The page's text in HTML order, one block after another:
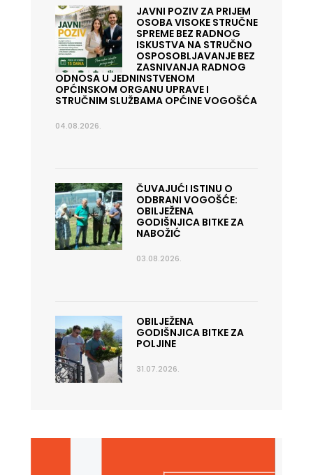
JAVNI POZIV ZA PRIJEM
OSOBA VISOKE STRUČNE
SPREME BEZ RADNOG
ISKUSTVA NA STRUČNO
OSPOSOBLJAVANJE BEZ
ZASNIVANJA RADNOG
ODNOSA U JEDNINSTVENOM
OPĆINSKOM ORGANU UPRAVE I
STRUČNIM SLUŽBAMA OPĆINE VOGOŠĆA
04.08.2026.
ČUVAJUĆI ISTINU O
ODBRANI VOGOŠĆE:
OBILJEŽENA
GODIŠNJICA BITKE ZA
NABOŽIĆ
03.08.2026.
OBILJEŽENA
GODIŠNJICA BITKE ZA
POLJINE
31.07.2026.